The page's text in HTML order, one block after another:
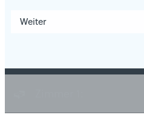
Weiter